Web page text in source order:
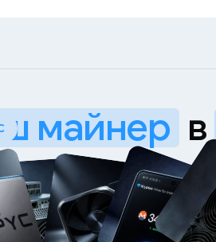
майнер в
WhatsMiner M70